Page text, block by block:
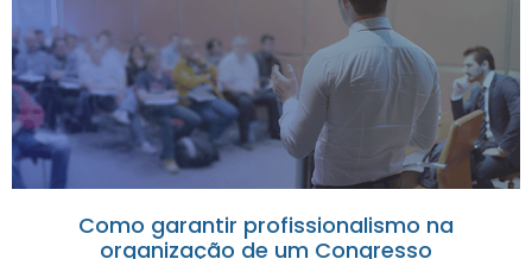
Como garantir profissionalismo na
organização de um Congresso